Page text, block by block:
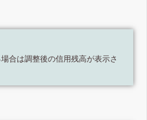
合は調整後の信用残高が表示さ